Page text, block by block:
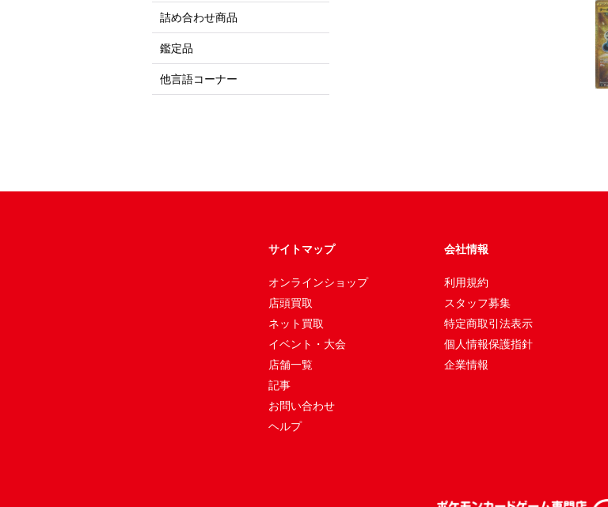
詰め合わせ商品
鑑定品
他言語コーナー
サイトマップ
オンラインショップ
店頭買取
ネット買取
イベント・大会
店舗一覧
記事
お問い合わせ
ヘルプ
会社情報
利用規約
スタッフ募集
特定商取引法表示
個人情報保護指針
企業情報